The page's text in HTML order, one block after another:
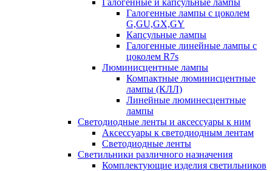
Галогенные и капсульные лампы
Галогенные лампы с цоколем
G,GU,GX,GY
Капсульные лампы
Галогенные линейные лампы с
цоколем R7s
Люминисцентные лампы
Компактные люминисцентные
лампы (КЛЛ)
Линейные люминесцентные
лампы
Светодиодные ленты и аксессуары к ним
Аксессуары к светодиодным лентам
Светодиодные ленты
Светильники различного назначения
Комплектующие изделия светильников